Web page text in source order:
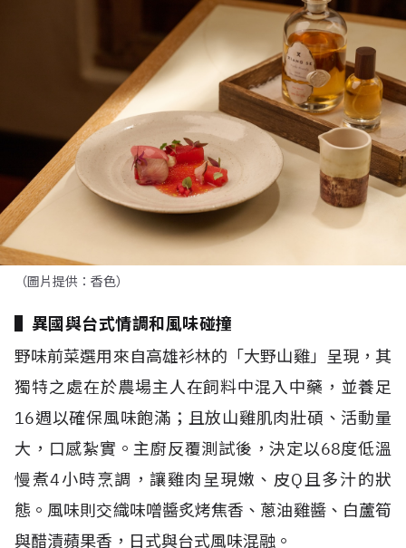
（圖片提供：香色）
▌異國與台式情調和風味碰撞
野味前菜選用來自高雄衫林的「大野山雞」呈現，其
獨特之處在於農場主人在飼料中混入中藥，並養足
16週以確保風味飽滿；且放山雞肌肉壯碩、活動量
大，口感紮實。主廚反覆測試後，決定以68度低溫
慢煮4小時烹調，讓雞肉呈現嫩、皮Q且多汁的狀
態。風味則交織味噌醬炙烤焦香、蔥油雞醬、白蘆筍
與醋漬蘋果香，日式與台式風味混融。